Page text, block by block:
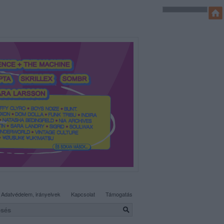
Adatvédelem, irányelvek Kapcsolat Támogatás